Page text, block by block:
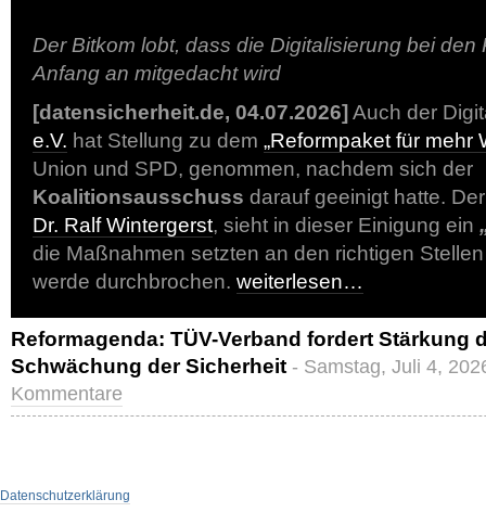
Der Bitkom lobt, dass die Digitalisierung bei
Anfang an mitgedacht wird
[datensicherheit.de, 04.07.2026] Auch der
e.V. hat Stellung zu dem „Reformpaket für mehr
Union und SPD, genommen, nachdem sich der
Koalitionsausschuss darauf geeinigt hatte.
Dr. Ralf Wintergerst, sieht in dieser Einigung ein
die Maßnahmen setzten an den richtigen
werde durchbrochen. weiterlesen…
Reformagenda: TÜV-Verband fordert Stärkung
Schwächung der Sicherheit - Samstag, Juli 4,
Kommentare
Datenschutzerklärung